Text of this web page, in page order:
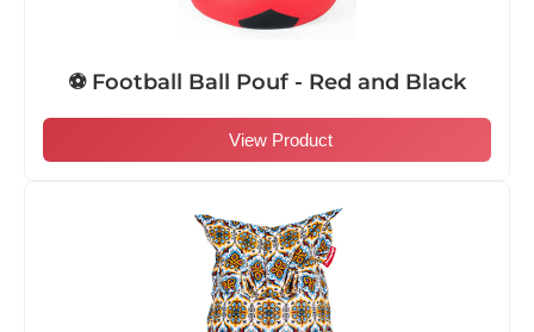
⚽ Football Ball Pouf - Red and Black
View Product